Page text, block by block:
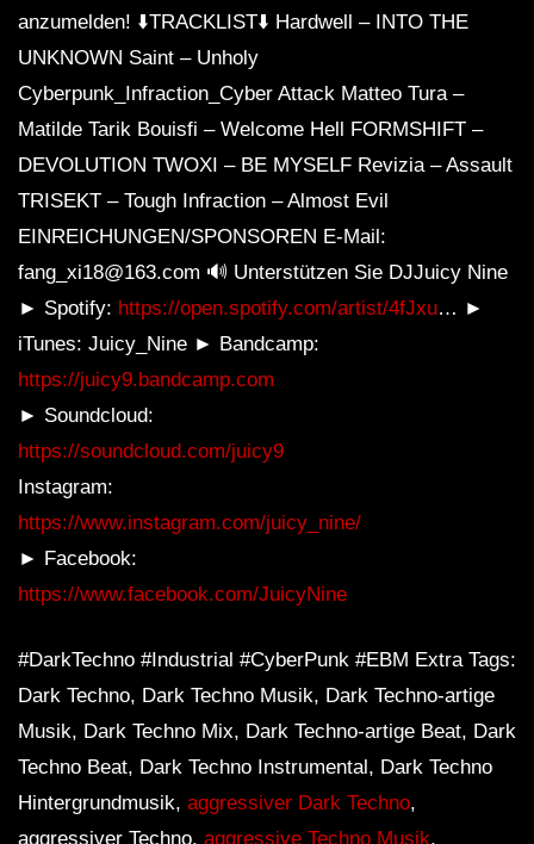
anzumelden! ⬇️TRACKLIST⬇️ Hardwell – INTO THE
UNKNOWN Saint – Unholy
Cyberpunk_Infraction_Cyber ​​Attack Matteo Tura –
Matilde Tarik Bouisfi – Welcome Hell FORMSHIFT –
DEVOLUTION TWOXI – BE MYSELF Revizia – Assault
TRISEKT – Tough Infraction – Almost Evil
EINREICHUNGEN/SPONSOREN E-Mail:
fang_xi18@163.com 🔊 Unterstützen Sie DJJuicy Nine
► Spotify: https://open.spotify.com/artist/4fJxu… ►
iTunes: Juicy_Nine ► Bandcamp:
https://juicy9.bandcamp.com
► Soundcloud:
https://soundcloud.com/juicy9
Instagram:
https://www.instagram.com/juicy_nine/
► Facebook:
https://www.facebook.com/JuicyNine
#DarkTechno #Industrial #CyberPunk #EBM Extra Tags:
Dark Techno, Dark Techno Musik, Dark Techno-artige
Musik, Dark Techno Mix, Dark Techno-artige Beat, Dark
Techno Beat, Dark Techno Instrumental, Dark Techno
Hintergrundmusik, aggressiver Dark Techno,
aggressiver Techno, aggressive Techno Musik,